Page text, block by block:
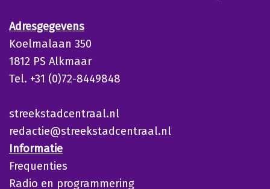
Adresgegevens
Koelmalaan 350
1812 PS Alkmaar
Tel. +31 (0)72-8449848
streekstadcentraal.nl
redactie@streekstadcentraal.nl
Informatie
Frequenties
Radio en programmering